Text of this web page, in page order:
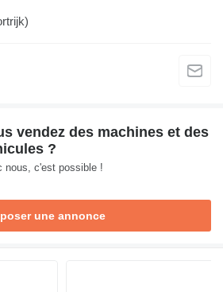
vendez des machines et des
?
nous, c'est possible !
une annonce